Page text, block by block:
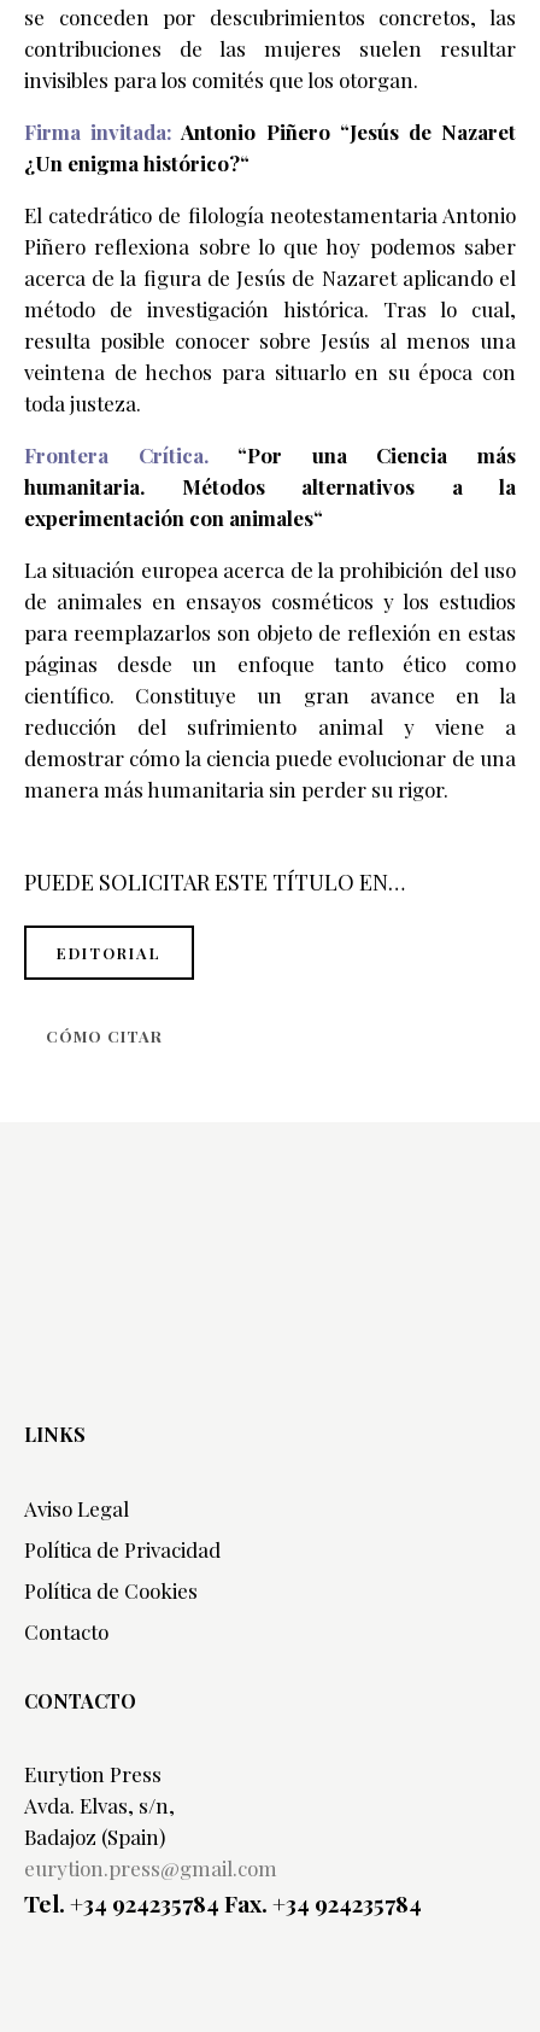
se conceden por descubrimientos concretos, las
contribuciones de las mujeres suelen resultar
invisibles para los comités que los otorgan.
Firma invitada: Antonio Piñero “Jesús de Nazaret
¿Un enigma histórico?“
El catedrático de filología neotestamentaria Antonio
Piñero reflexiona sobre lo que hoy podemos saber
acerca de la figura de Jesús de Nazaret aplicando el
método de investigación histórica. Tras lo cual,
resulta posible conocer sobre Jesús al menos una
veintena de hechos para situarlo en su época con
toda justeza.
Frontera Crítica. “Por una Ciencia más
humanitaria. Métodos alternativos a la
experimentación con animales“
La situación europea acerca de la prohibición del uso
de animales en ensayos cosméticos y los estudios
para reemplazarlos son objeto de reflexión en estas
páginas desde un enfoque tanto ético como
científico. Constituye un gran avance en la
reducción del sufrimiento animal y viene a
demostrar cómo la ciencia puede evolucionar de una
manera más humanitaria sin perder su rigor.
PUEDE SOLICITAR ESTE TÍTULO EN…
EDITORIAL
CÓMO CITAR
LINKS
Aviso Legal
Política de Privacidad
Política de Cookies
Contacto
CONTACTO
Eurytion Press
Avda. Elvas, s/n,
Badajoz (Spain)
eurytion.press@gmail.com
Tel. +34 924235784Fax. +34 924235784